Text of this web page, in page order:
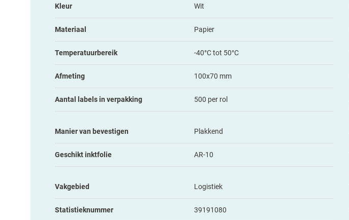
Kleur Wit
Materiaal Papier
Temperatuurbereik -40°C tot 50°C
Afmeting 100x70 mm
Aantal labels in verpakking 500 per rol
Manier van bevestigen Plakkend
Geschikt inktfolie AR-10
Vakgebied Logistiek
Statistieknummer 39191080